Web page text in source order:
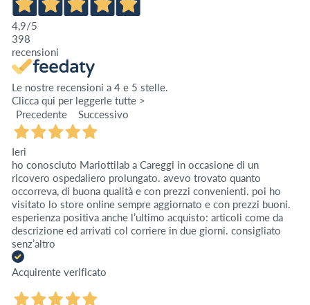
4,9/5
398
recensioni
Le nostre recensioni a 4 e 5 stelle.
Clicca qui per leggerle tutte >
Precedente
Successivo
Ieri
ho conosciuto Mariottilab a Careggi in occasione di un
ricovero ospedaliero prolungato. avevo trovato quanto
occorreva, di buona qualità e con prezzi convenienti. poi ho
visitato lo store online sempre aggiornato e con prezzi buoni.
esperienza positiva anche l’ultimo acquisto: articoli come da
descrizione ed arrivati col corriere in due giorni. consigliato
senz’altro
Acquirente verificato